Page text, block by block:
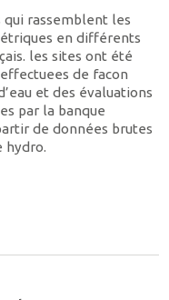
rassemblent les
en différents
les sites ont été
de facon
et des évaluations
par la banque
de données brutes
hydro.